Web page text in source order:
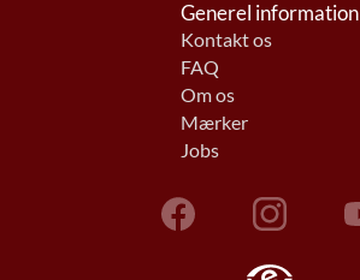
Generel information
Kontakt os
FAQ
Om os
Mærker
Jobs